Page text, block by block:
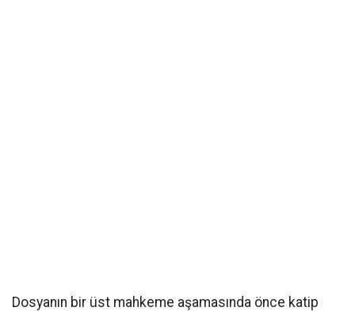
Dosyanın bir üst mahkeme aşamasında önce katip